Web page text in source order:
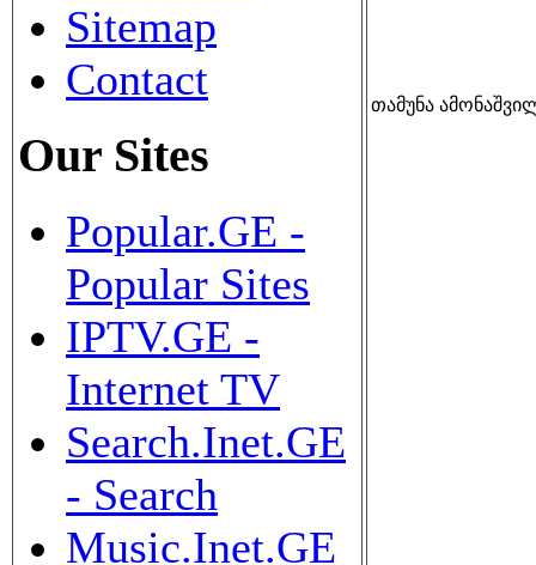
Sitemap
Contact
Our Sites
Popular.GE -
Popular Sites
IPTV.GE -
Internet TV
Search.Inet.GE
- Search
Music.Inet.GE
თამუნა